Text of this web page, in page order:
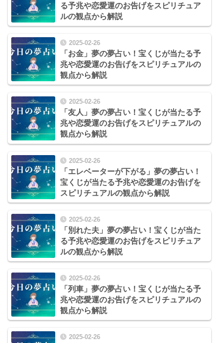
る予兆や恋愛運のお告げをスピリチュア
ルの観点から解説
2025-02-26
「お金」夢の夢占い！宝くじが当たる予
兆や恋愛運のお告げをスピリチュアルの
観点から解説
2025-02-26
「友人」夢の夢占い！宝くじが当たる予
兆や恋愛運のお告げをスピリチュアルの
観点から解説
2025-02-26
「エレベーターが下がる」夢の夢占い！
宝くじが当たる予兆や恋愛運のお告げを
スピリチュアルの観点から解説
2025-02-26
「別れた夫」夢の夢占い！宝くじが当た
る予兆や恋愛運のお告げをスピリチュア
ルの観点から解説
2025-02-26
「列車」夢の夢占い！宝くじが当たる予
兆や恋愛運のお告げをスピリチュアルの
観点から解説
2025-02-26